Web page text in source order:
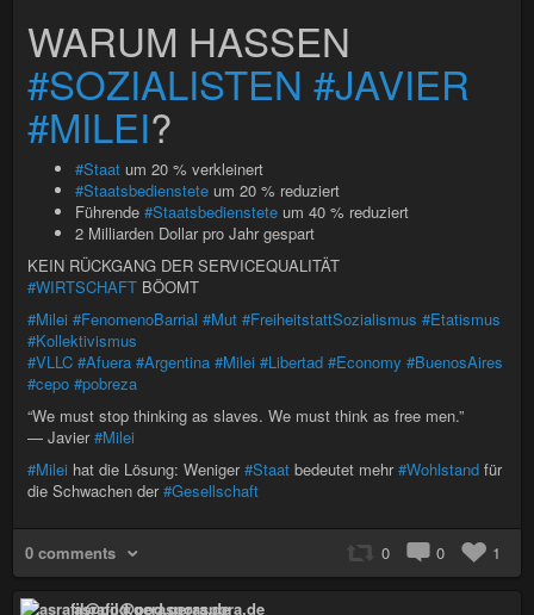
WARUM HASSEN
#SOZIALISTEN #JAVIER
#MILEI?
#Staat um 20 % verkleinert
#Staatsbedienstete um 20 % reduziert
Führende #Staatsbedienstete um 40 % reduziert
2 Milliarden Dollar pro Jahr gespart
KEIN RÜCKGANG DER SERVICEQUALITÄT
#WIRTSCHAFT BÖOMT
#Milei #FenomenoBarrial #Mut #FreiheitstattSozialismus #Etatismus
#Kollektivismus
#VLLC #Afuera #Argentina #Milei #Libertad #Economy #BuenosAires
#cepo #pobreza
“We must stop thinking as slaves. We must think as free men.”
— Javier#Milei
#Milei hat die Lösung: Weniger#Staat bedeutet mehr#Wohlstand für
die Schwachen der#Gesellschaft
0 comments 0 0 1
asrafil@pod.geraspora.de